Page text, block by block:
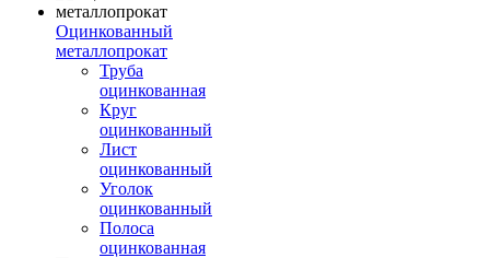
Оцинкованный
металлопрокат
Труба
оцинкованная
Круг
оцинкованный
Лист
оцинкованный
Уголок
оцинкованный
Полоса
оцинкованная